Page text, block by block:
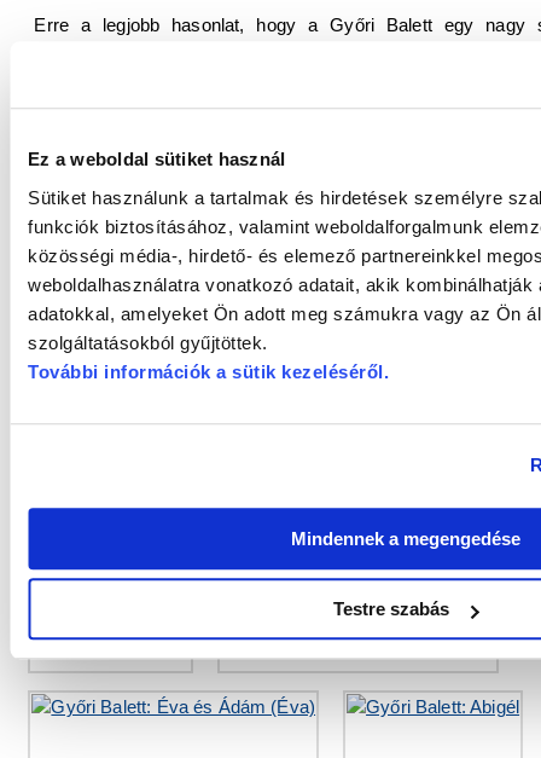
Ez a weboldal sütiket használ
Sütiket használunk a tartalmak és hirdetések személyre
funkciók biztosításához, valamint weboldalforgalmunk
közösségi média-, hirdető- és elemező partnereinkkel
weboldalhasználatra vonatkozó adatait, akik
adatokkal, amelyeket Ön adott meg számukra vagy az Ön
szolgáltatásokból gyűjtöttek.
További információk a sütik kezeléséről.
Mindennek a megengedése
Testre szabás
Erre a legjobb hasonlat, hogy a Győri Balett egy nagy
értelmét a táncművészetben és az alkotásban. Amit
között még közelebb tudjuk hozni a mi világunkhoz.
munkásságomat – mondta befejezésülSzőllősi Krisztina
Fotógaléria: Élete értelme a táncművészet:
Dömölky Dániel (1.) és Csapó Balázs (2-4.) fotói